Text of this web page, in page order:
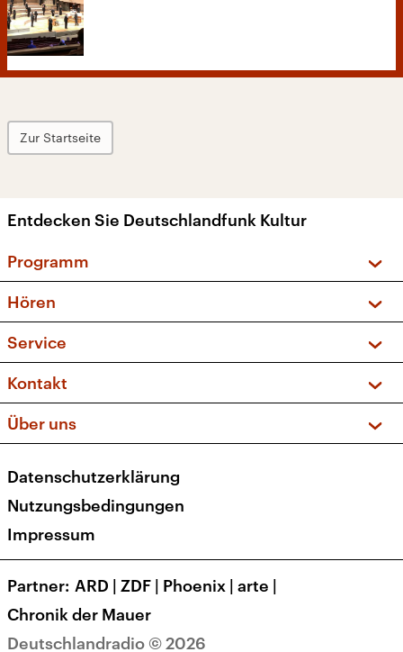
Zur Startseite
Entdecken Sie Deutschlandfunk Kultur
Programm
Sendungen und Podcasts
Musikliste
Kakadu – Das Kinderprogramm
Hören
Frequenzen (UKW + DAB+)
Service
FAQ
Apps
Newsletter
Veranstaltungen
Kontakt
Social Media
Über uns
Presse
Karriere
Transparenz
Deutschlandradio © 2026
Datenschutzerklärung
Nutzungsbedingungen
Impressum
Partner ARD | ZDF | Phoenix | arte |
Chronik der Mauer